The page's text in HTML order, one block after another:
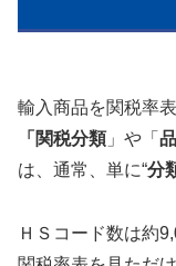
輸入商品を関税率
「関税分類」や「
は、通常、単に“分
ＨＳコード数は約